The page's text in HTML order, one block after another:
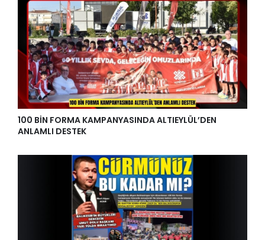
100 BİN FORMA KAMPANYASINDA ALTIEYLÜL’DEN
ANLAMLI DESTEK